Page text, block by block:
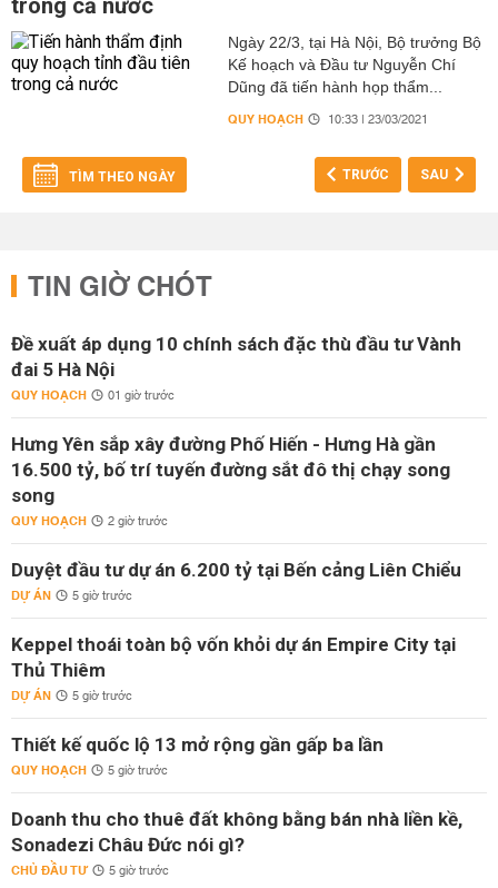
trong cả nước
Ngày 22/3, tại Hà Nội, Bộ trưởng Bộ
Kế hoạch và Đầu tư Nguyễn Chí
Dũng đã tiến hành họp thẩm...
QUY HOẠCH 10:33 | 23/03/2021
TÌM THEO NGÀY TRƯỚC SAU
TIN GIỜ CHÓT
Đề xuất áp dụng 10 chính sách đặc thù đầu tư Vành
đai 5 Hà Nội
QUY HOẠCH 01 giờ trước
Hưng Yên sắp xây đường Phố Hiến - Hưng Hà gần
16.500 tỷ, bố trí tuyến đường sắt đô thị chạy song
song
QUY HOẠCH 2 giờ trước
Duyệt đầu tư dự án 6.200 tỷ tại Bến cảng Liên Chiểu
DỰ ÁN 5 giờ trước
Keppel thoái toàn bộ vốn khỏi dự án Empire City tại
Thủ Thiêm
DỰ ÁN 5 giờ trước
Thiết kế quốc lộ 13 mở rộng gần gấp ba lần
QUY HOẠCH 5 giờ trước
Doanh thu cho thuê đất không bằng bán nhà liền kề,
Sonadezi Châu Đức nói gì?
CHỦ ĐẦU TƯ 5 giờ trước